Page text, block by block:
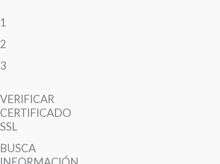
1
2
3
VERIFICAR
CERTIFICADO
SSL
BUSCA